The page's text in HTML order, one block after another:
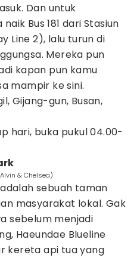
Dan untuk
Bus 181 dari Stasiun
Line 2), lalu turun di
Mereka pun
kapan pun kamu
mampir ke sini.
Gijang-gun, Busan,
hari, buka pukul 04.00-
& Chelsea)
sebuah taman
masyarakat lokal. Gak
sebelum menjadi
Haeundae Blueline
kereta api tua yang